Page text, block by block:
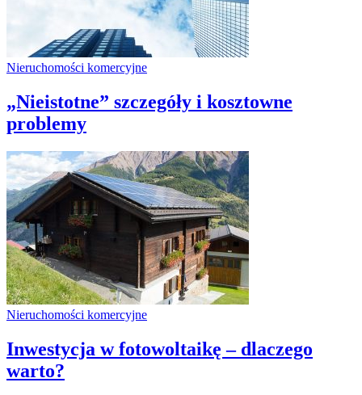
Nieruchomości komercyjne
„Nieistotne” szczegóły i kosztowne
problemy
Nieruchomości komercyjne
Inwestycja w fotowoltaikę – dlaczego
warto?